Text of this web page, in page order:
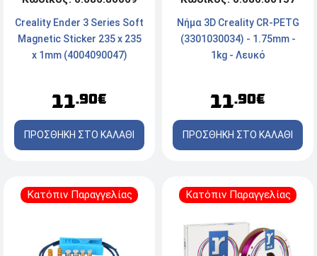
Creality Ender 3 Series Soft
Magnetic Sticker 235 x 235
x 1mm (4004090047)
11.90€
ΠΡΟΣΘΗΚΗ ΣΤΟ ΚΑΛΑΘΙ
Νήμα 3D Creality CR-PETG
(3301030034) - 1.75mm -
1kg - Λευκό
11.90€
ΠΡΟΣΘΗΚΗ ΣΤΟ ΚΑΛΑΘΙ
Κατόπιν Παραγγελίας Κατόπιν Παραγγελίας